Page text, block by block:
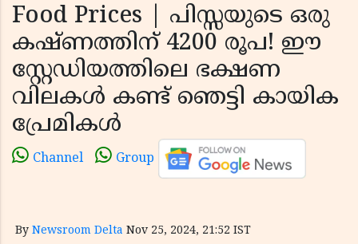
Food Prices | പിസ്സയുടെ ഒരു
കഷ്ണത്തിന് 4200 രൂപ! ഈ
സ്റ്റേഡിയത്തിലെ ഭക്ഷണ
വിലകൾ കണ്ട് ഞെട്ടി കായിക
പ്രേമികൾ
Channel Group
By Newsroom Delta Nov 25, 2024, 21:52 IST